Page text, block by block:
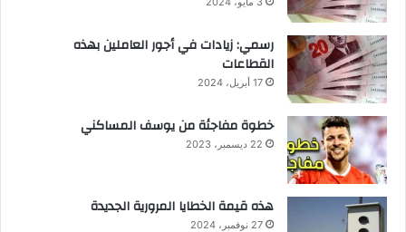
رسمي: زيادات في أجور العاملين بهذه
القطاعات
17 أبريل، 2024
خطوة مفاجئة من يوسف المساكني
22 ديسمبر، 2023
هذه قيمة الخطايا المرورية الجديدة
27 نوفمبر، 2024